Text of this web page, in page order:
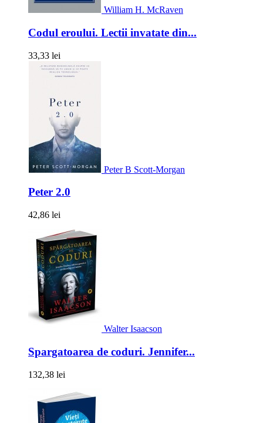
William H. McRaven
Codul eroului. Lectii invatate din...
33,33 lei
Peter B Scott-Morgan
Peter 2.0
42,86 lei
Walter Isaacson
Spargatoarea de coduri. Jennifer...
132,38 lei